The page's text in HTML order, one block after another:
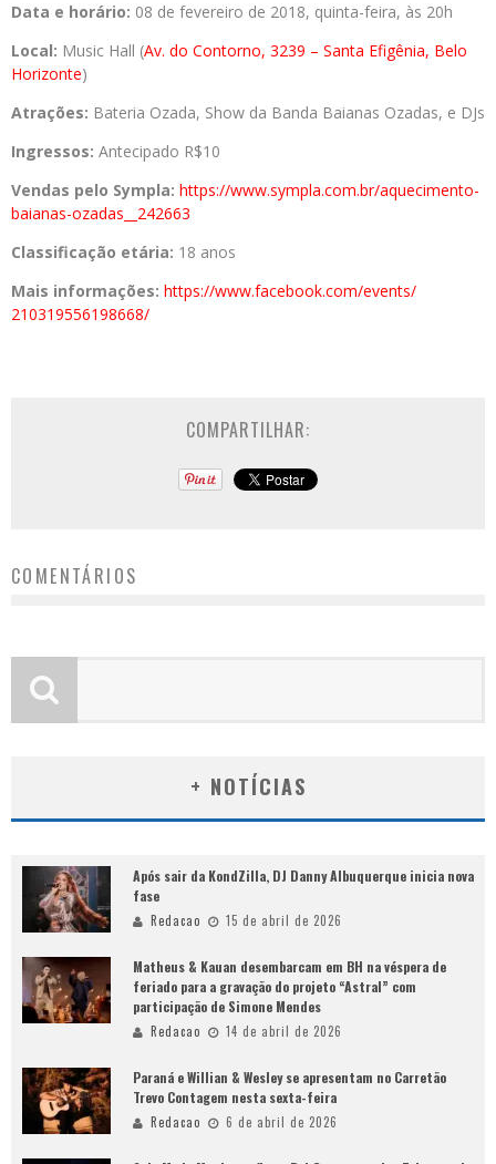
Data e horário: 08 de fevereiro de 2018, quinta-feira, às 20h
Local: Music Hall (Av. do Contorno, 3239 – Santa Efigênia, Belo
Horizonte)
Atrações: Bateria Ozada, Show da Banda Baianas Ozadas, e DJs
Ingressos: Antecipado R$10
Vendas pelo Sympla: https://www.sympla.com.br/aquecimento-
baianas-ozadas__242663
Classificação etária: 18 anos
Mais informações: https://www.facebook.com/events/
210319556198668/
COMPARTILHAR:
COMENTÁRIOS
+ NOTÍCIAS
Após sair da KondZilla, DJ Danny Albuquerque inicia nova
fase
Redacao 15 de abril de 2026
Matheus & Kauan desembarcam em BH na véspera de
feriado para a gravação do projeto “Astral” com
participação de Simone Mendes
Redacao 14 de abril de 2026
Paraná e Willian & Wesley se apresentam no Carretão
Trevo Contagem nesta sexta-feira
Redacao 6 de abril de 2026